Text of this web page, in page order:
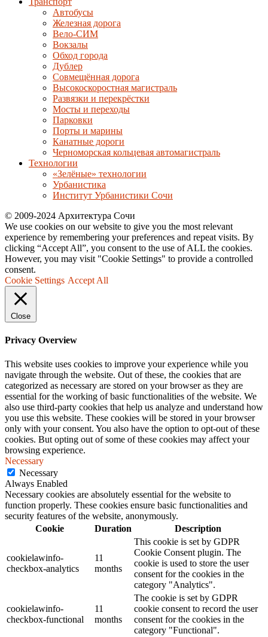
Автобусы
Железная дорога
Вело-СИМ
Вокзалы
Обход города
Дублер
Совмещённая дорога
Высокоскоростная магистраль
Развязки и перекрёстки
Мосты и переходы
Парковки
Порты и марины
Канатные дороги
Черноморская кольцевая автомагистраль
Технологии
«Зелёные» технологии
Урбанистика
Институт Урбанистики Сочи
© 2009-2024 Архитектура Сочи
We use cookies on our website to give you the most relevant
experience by remembering your preferences and repeat visits. By
clicking “Accept All”, you consent to the use of ALL the cookies.
However, you may visit "Cookie Settings" to provide a controlled
consent.
Cookie Settings Accept All
Close
Privacy Overview
This website uses cookies to improve your experience while you
navigate through the website. Out of these, the cookies that are
categorized as necessary are stored on your browser as they are
essential for the working of basic functionalities of the website. We
also use third-party cookies that help us analyze and understand how
you use this website. These cookies will be stored in your browser
only with your consent. You also have the option to opt-out of these
cookies. But opting out of some of these cookies may affect your
browsing experience.
Necessary
Necessary
Always Enabled
Necessary cookies are absolutely essential for the website to
function properly. These cookies ensure basic functionalities and
security features of the website, anonymously.
Cookie
Duration Description
cookielawinfo-
checkbox-analytics
11
months
This cookie is set by GDPR
Cookie Consent plugin. The
cookie is used to store the user
consent for the cookies in the
category "Analytics".
cookielawinfo-
checkbox-functional
11
months
The cookie is set by GDPR
cookie consent to record the user
consent for the cookies in the
category "Functional".